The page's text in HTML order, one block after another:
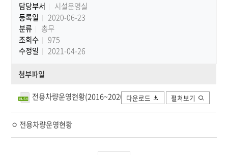
담당부서
시설운영실
등록일
2020-06-23
분류
총무
조회수
975
수정일
2021-04-26
첨부파일
전용차량운영현황(2016~2020년).xlsx
다운로드 펼쳐보기
ㅇ 전용차량운영현황